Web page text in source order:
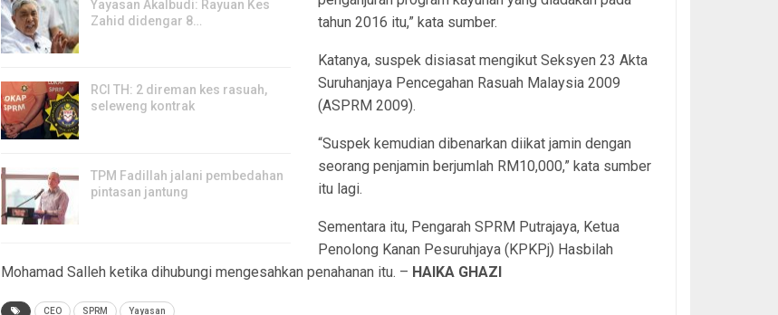
Yayasan Akalbudi: Rayuan Kes
Zahid didengar 8…
RCI TH: 2 direman kes rasuah,
seleweng kontrak
TPM Fadillah jalani pembedahan
pintasan jantung
tahun 2016 itu,” kata sumber.
Katanya, suspek disiasat mengikut Seksyen 23 Akta
Suruhanjaya Pencegahan Rasuah Malaysia 2009
(ASPRM 2009).
“Suspek kemudian dibenarkan diikat jamin dengan
seorang penjamin berjumlah RM10,000,” kata sumber
itu lagi.
Sementara itu, Pengarah SPRM Putrajaya, Ketua
Penolong Kanan Pesuruhjaya (KPKPj) Hasbilah
Mohamad Salleh ketika dihubungi mengesahkan penahanan itu. – HAIKA GHAZI
CEO SPRM Yayasan